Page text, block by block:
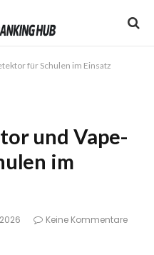
für Schulen im Einsatz
und Vape-
im
Keine Kommentare